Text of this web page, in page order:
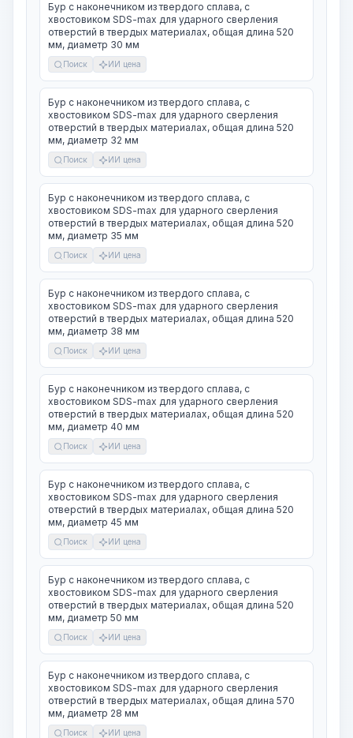
Бур с наконечником из твердого сплава, с
хвостовиком SDS-max для ударного сверления
отверстий в твердых материалах, общая длина 520
мм, диаметр 30 мм
Поиск ИИ цена
Бур с наконечником из твердого сплава, с
хвостовиком SDS-max для ударного сверления
отверстий в твердых материалах, общая длина 520
мм, диаметр 32 мм
Поиск ИИ цена
Бур с наконечником из твердого сплава, с
хвостовиком SDS-max для ударного сверления
отверстий в твердых материалах, общая длина 520
мм, диаметр 35 мм
Поиск ИИ цена
Бур с наконечником из твердого сплава, с
хвостовиком SDS-max для ударного сверления
отверстий в твердых материалах, общая длина 520
мм, диаметр 38 мм
Поиск ИИ цена
Бур с наконечником из твердого сплава, с
хвостовиком SDS-max для ударного сверления
отверстий в твердых материалах, общая длина 520
мм, диаметр 40 мм
Поиск ИИ цена
Бур с наконечником из твердого сплава, с
хвостовиком SDS-max для ударного сверления
отверстий в твердых материалах, общая длина 520
мм, диаметр 45 мм
Поиск ИИ цена
Бур с наконечником из твердого сплава, с
хвостовиком SDS-max для ударного сверления
отверстий в твердых материалах, общая длина 520
мм, диаметр 50 мм
Поиск ИИ цена
Бур с наконечником из твердого сплава, с
хвостовиком SDS-max для ударного сверления
отверстий в твердых материалах, общая длина 570
мм, диаметр 28 мм
Поиск ИИ цена